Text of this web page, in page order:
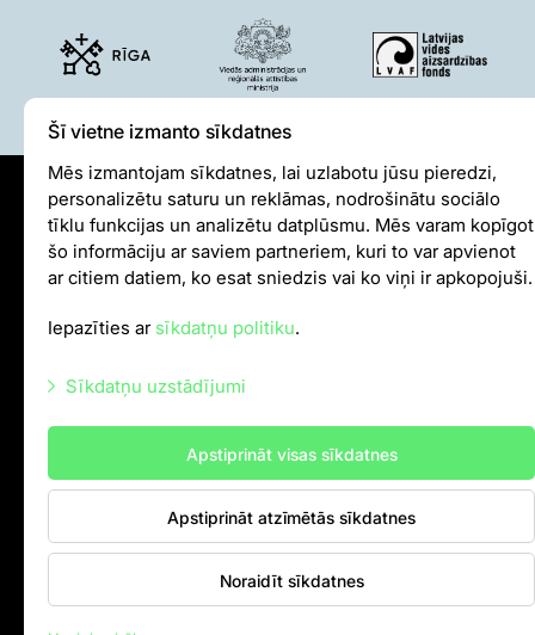
Sīkdatņu politika
Iekšējās kārtības noteikumi
Autortiesības
+37128001109,P–Pk 10.00–18.00
Meža prospekts 1, Rīga, LV-1014
Kontakti
Šī vietne izmanto sīkdatnes
Mēs izmantojam sīkdatnes, lai uzlabotu jūsu pieredzi,
personalizētu saturu un reklāmas, nodrošinātu sociālo
tīklu funkcijas un analizētu datplūsmu. Mēs varam kopīgot
šo informāciju ar saviem partneriem, kuri to var apvienot
ar citiem datiem, ko esat sniedzis vai ko viņi ir apkopojuši.
Iepazīties arsīkdatņu politiku.
Sīkdatņu uzstādījumi
Mārketinga sīkdatnes
Statistikas sīkdatnes
Citas sīkdatnes
Apstiprināt visas sīkdatnes
Apstiprināt atzīmētās sīkdatnes
Noraidīt sīkdatnes